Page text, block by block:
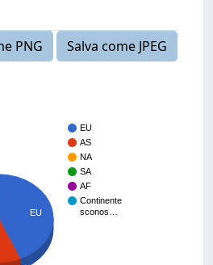
PNG
Salva come JPEG
EU
AS
NA
SA
AF
Continente
sconos…
EU